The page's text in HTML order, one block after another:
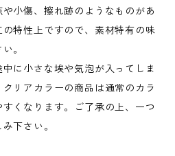
小傷、擦れ跡のようなものがあ
特性上ですので、素材特有の味
。
に小さな埃や気泡が入ってしま
リアカラーの商品は通常のカラ
くなります。ご了承の上、一つ
下さい。